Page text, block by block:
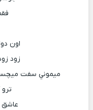
اون
زود
ميموني سفت
عاشق